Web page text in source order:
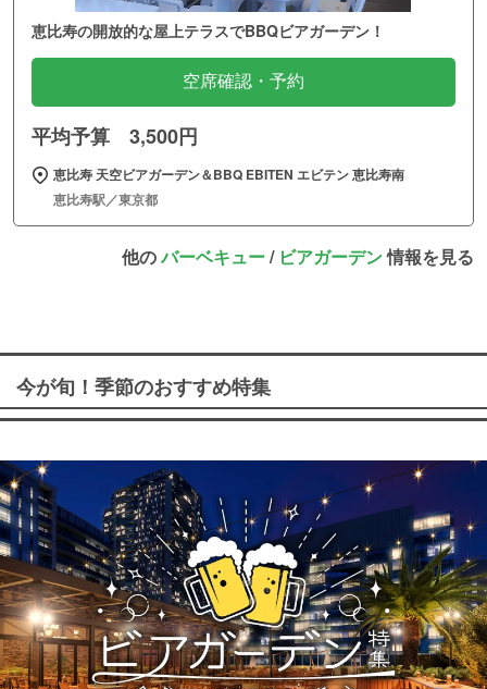
恵比寿の開放的な屋上テラスでBBQビアガーデン！
空席確認・予約
平均予算 3,500円
恵比寿 天空ビアガーデン＆BBQ EBITEN エビテン 恵比寿南
恵比寿駅／東京都
他のバーベキュー/ ビアガーデン情報を見る
今が旬！季節のおすすめ特集